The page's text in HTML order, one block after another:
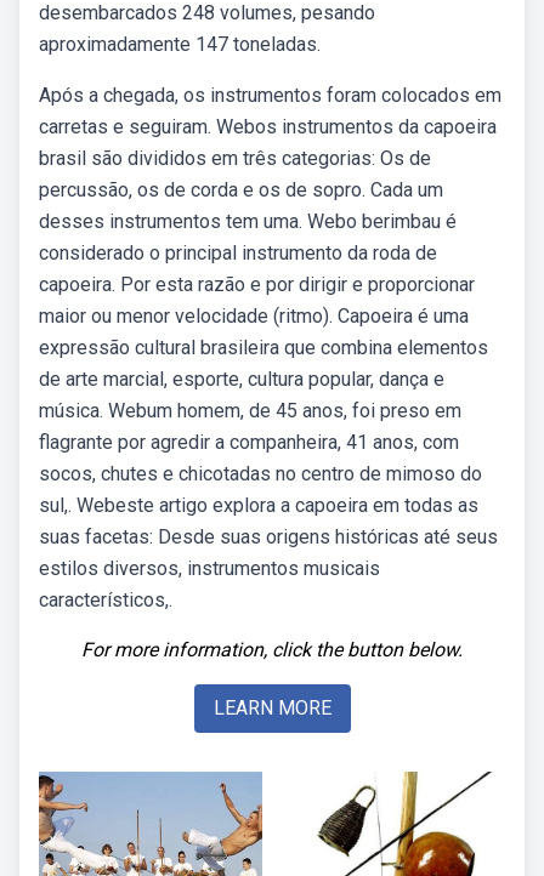
desembarcados 248 volumes, pesando
aproximadamente 147 toneladas.
Após a chegada, os instrumentos foram colocados em
carretas e seguiram. Webos instrumentos da capoeira
brasil são divididos em três categorias: Os de
percussão, os de corda e os de sopro. Cada um
desses instrumentos tem uma. Webo berimbau é
considerado o principal instrumento da roda de
capoeira. Por esta razão e por dirigir e proporcionar
maior ou menor velocidade (ritmo). Capoeira é uma
expressão cultural brasileira que combina elementos
de arte marcial, esporte, cultura popular, dança e
música. Webum homem, de 45 anos, foi preso em
flagrante por agredir a companheira, 41 anos, com
socos, chutes e chicotadas no centro de mimoso do
sul,. Webeste artigo explora a capoeira em todas as
suas facetas: Desde suas origens históricas até seus
estilos diversos, instrumentos musicais
característicos,.
For more information, click the button below.
LEARN MORE